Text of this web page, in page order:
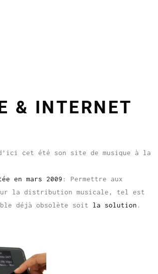
& INTERNET
cet été son site de musique à la
en mars 2009: Permettre aux
la distribution musicale, tel est
déjà obsolète soit la solution .